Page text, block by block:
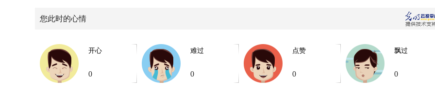
您此时的心情
开心
0
难过
0
点赞
0
飘过
0